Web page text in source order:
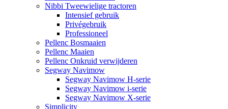
Nibbi Tweewielige tractoren
Intensief gebruik
Privégebruik
Professioneel
Pellenc Bosmaaien
Pellenc Maaien
Pellenc Onkruid verwijderen
Segway Navimow
Segway Navimow H-serie
Segway Navimow i-serie
Segway Navimow X-serie
Simplicity